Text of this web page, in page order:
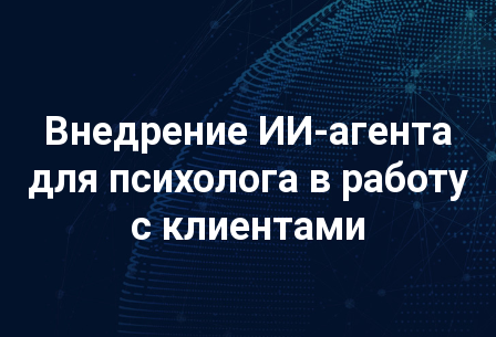
Внедрение ИИ-агента
для психолога в работу
с клиентами